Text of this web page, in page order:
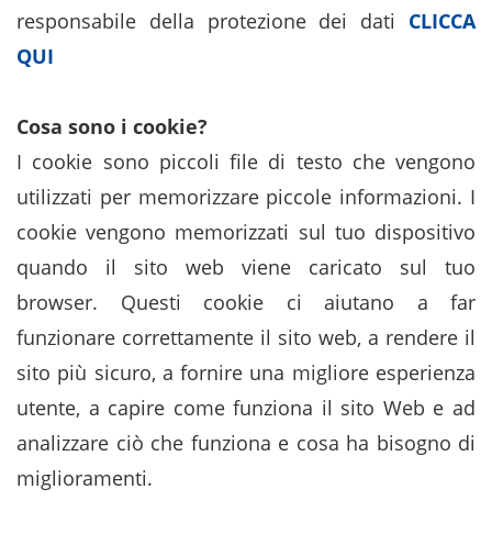
responsabile della protezione dei dati CLICCA
QUI
Cosa sono i cookie?
I cookie sono piccoli file di testo che vengono
utilizzati per memorizzare piccole informazioni. I
cookie vengono memorizzati sul tuo dispositivo
quando il sito web viene caricato sul tuo
browser. Questi cookie ci aiutano a far
funzionare correttamente il sito web, a rendere il
sito più sicuro, a fornire una migliore esperienza
utente, a capire come funziona il sito Web e ad
analizzare ciò che funziona e cosa ha bisogno di
miglioramenti.